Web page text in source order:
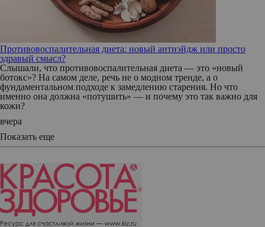
Противовоспалительная диета: новый антиэйдж или просто
здравый смысл?
Слышали, что противовоспалительная диета — это «новый
ботокс»? На самом деле, речь не о модном тренде, а о
фундаментальном подходе к замедлению старения. Но что
именно она должна «потушить» — и почему это так важно для
кожи?
вчера
Показать еще